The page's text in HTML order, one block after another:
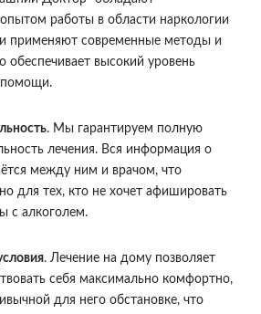
работы в области наркологии
применяют современные методы и
обеспечивает высокий уровень
помощи.
. Мы гарантируем полную
лечения. Вся информация о
между ним и врачом, что
для тех, кто не хочет афишировать
с алкоголем.
. Лечение на дому позволяет
себя максимально комфортно,
для него обстановке, что